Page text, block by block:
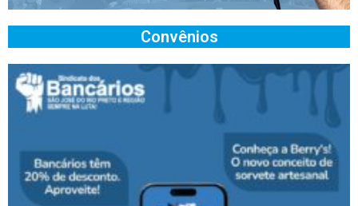
Convênios